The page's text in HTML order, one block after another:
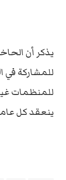
يذكر أن
للمشاركة في
للمنظمات
ينعقد كل